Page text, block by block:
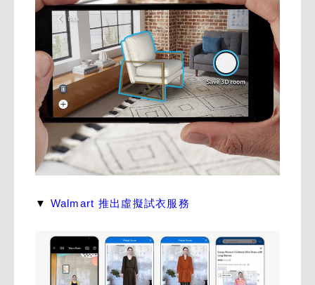
▼ Walmart 推出虛擬試衣服務